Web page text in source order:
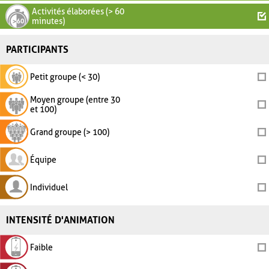
Activités élaborées (> 60
minutes)
PARTICIPANTS
Petit groupe (< 30)
Moyen groupe (entre 30
et 100)
Grand groupe (> 100)
Équipe
Individuel
INTENSITÉ D'ANIMATION
Faible